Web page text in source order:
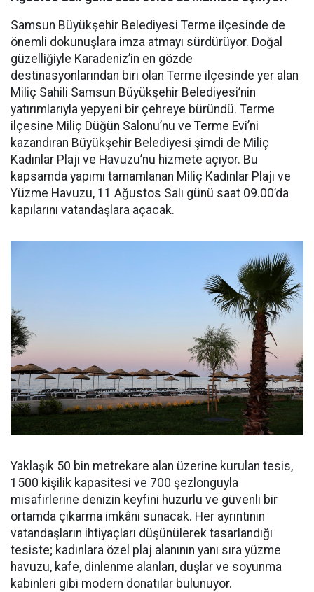
Samsun Büyükşehir Belediyesi Terme ilçesinde de
önemli dokunuşlara imza atmayı sürdürüyor. Doğal
güzelliğiyle Karadeniz’in en gözde
destinasyonlarından biri olan Terme ilçesinde yer alan
Miliç Sahili Samsun Büyükşehir Belediyesi’nin
yatırımlarıyla yepyeni bir çehreye büründü. Terme
ilçesine Miliç Düğün Salonu’nu ve Terme Evi’ni
kazandıran Büyükşehir Belediyesi şimdi de Miliç
Kadınlar Plajı ve Havuzu’nu hizmete açıyor. Bu
kapsamda yapımı tamamlanan Miliç Kadınlar Plajı ve
Yüzme Havuzu, 11 Ağustos Salı günü saat 09.00’da
kapılarını vatandaşlara açacak.
Yaklaşık 50 bin metrekare alan üzerine kurulan tesis,
1500 kişilik kapasitesi ve 700 şezlonguyla
misafirlerine denizin keyfini huzurlu ve güvenli bir
ortamda çıkarma imkânı sunacak. Her ayrıntının
vatandaşların ihtiyaçları düşünülerek tasarlandığı
tesiste; kadınlara özel plaj alanının yanı sıra yüzme
havuzu, kafe, dinlenme alanları, duşlar ve soyunma
kabinleri gibi modern donatılar bulunuyor.